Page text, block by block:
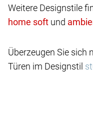
Weitere Designstile
und
Überzeugen Sie sich
Türen im Designstil